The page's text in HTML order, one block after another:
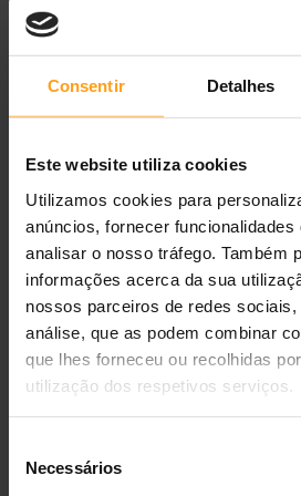
Consentir Detalhes
Este website utiliza cookies
Utilizamos cookies para
anúncios, fornecer
analisar o nosso tráfego. Também
informações acerca da sua
nossos parceiros de redes sociais,
análise, que as podem combinar
que lhes forneceu ou recolhidas
utilização dos respetivos serviços.
Necessários
Adult with Chicken
Ração para Cão
14 kg—65,44 €
14 kg
Hills Science Plan Perfect
Weight & Active Mobility
Chicken